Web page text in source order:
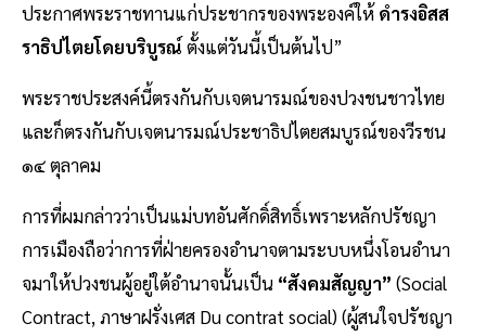
ประกาศพระราชทานแก่ประชากรของพระองค์ให้ ดํารงอิสส
ราธิปไตยโดยบริบูรณ์ ตั้งแต่วันนี้เป็นต้นไป”
พระราชประสงค์นี้ตรงกันกับเจตนารมณ์ของปวงชนชาวไทย
และก็ตรงกันกับเจตนารมณ์ประชาธิปไตยสมบูรณ์ของวีรชน
๑๔ ตุลาคม
การที่ผมกล่าวว่าเป็นแม่บทอันศักดิ์สิทธิ์เพราะหลักปรัชญา
การเมืองถือว่าการที่ฝ่ายครองอํานาจตามระบบหนึ่งโอนอํานา
จมาให้ปวงชนผู้อยู่ใต้อํานาจนั้นเป็น “สังคมสัญญา” (Social
Contract, ภาษาฝรั่งเศส Du contrat social) (ผู้สนใจปรัชญา